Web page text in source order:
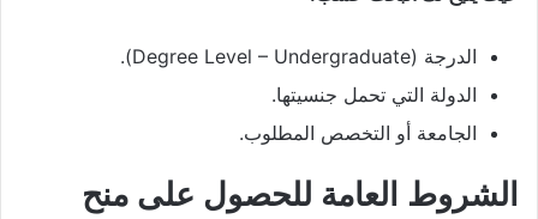
الدرجة (Degree Level – Undergraduate).
الدولة التي تحمل جنسيتها.
الجامعة أو التخصص المطلوب.
الشروط العامة للحصول على منح